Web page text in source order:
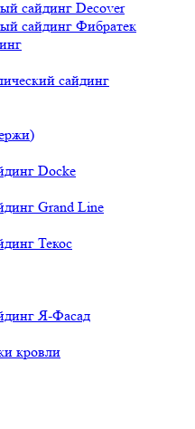
сайдинг Decover
сайдинг Фибратек
сайдинг
Docke
Grand Line
Текос
Я-Фасад
кровли